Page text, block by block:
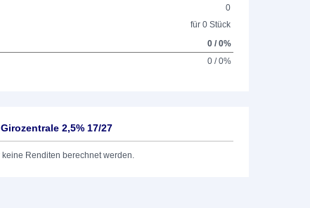
0
für 0 Stück
0 / 0%
0 / 0%
2,5% 17/27
Renditen berechnet werden.